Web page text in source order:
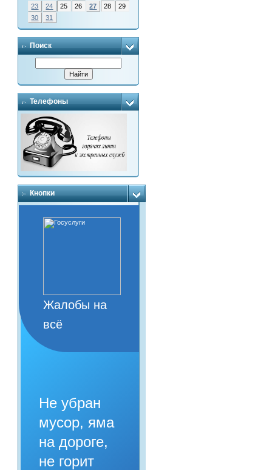
23
24 25 26 27 28
29
30
31
Поиск
Телефоны
Кнопки
Жалобы на
всё
Не убран
мусор, яма
на дороге,
не горит